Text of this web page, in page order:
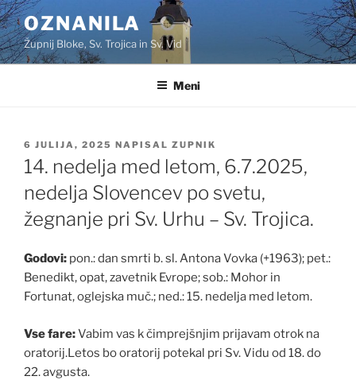
Skoči
na
vsebino
OZNANILA
Župnij Bloke, Sv. Trojica in Sv. Vid
Meni
OBJAVLJENO
DNE
6 JULIJA, 2025 NAPISAL ZUPNIK
14. nedelja med letom, 6.7.2025,
nedelja Slovencev po svetu,
žegnanje pri Sv. Urhu – Sv. Trojica.
Godovi: pon.: dan smrti b. sl. Antona Vovka (+1963); pet.:
Benedikt, opat, zavetnik Evrope; sob.: Mohor in
Fortunat, oglejska muč.; ned.: 15. nedelja med letom.
Vse fare:Vabim vas k čimprejšnjim prijavam otrok na
oratorij.Letos bo oratorij potekal pri Sv. Vidu od 18. do
22. avgusta.